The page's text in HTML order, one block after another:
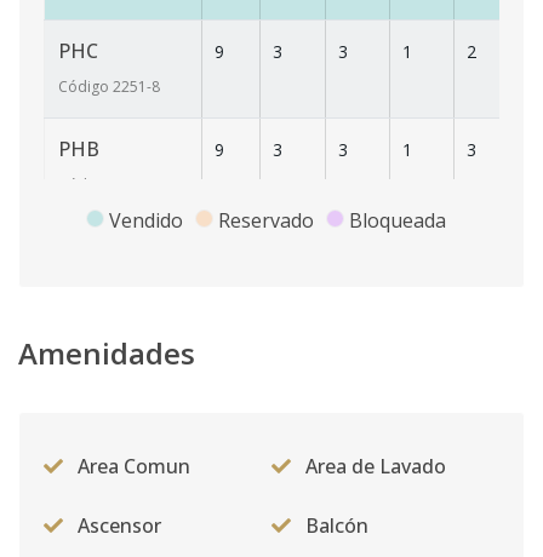
PHC
Código 2251-8
9 3 3 1 2
PHB
Código
9 3 3 1 3
8A
Vendido Reservado Bloqueada
Amenidades
Area Comun Area de Lavado
Ascensor Balcón